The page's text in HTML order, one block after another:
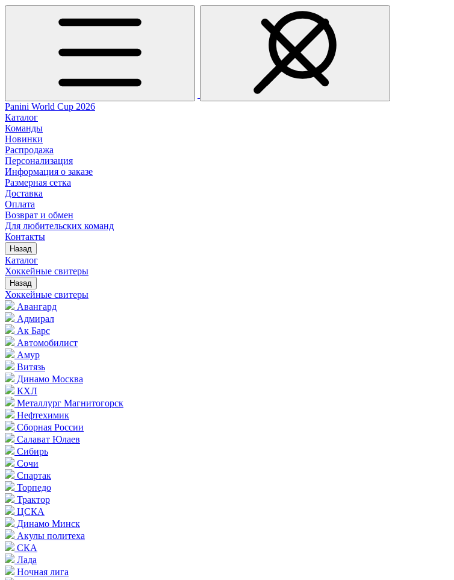
Panini World Cup 2026
Каталог
Команды
Новинки
Распродажа
Персонализация
Информация о заказе
Размерная сетка
Доставка
Оплата
Возврат и обмен
Для любительских команд
Контакты
Назад
Каталог
Хоккейные свитеры
Назад
Хоккейные свитеры
Авангард
Адмирал
Ак Барс
Автомобилист
Амур
Витязь
Динамо Москва
КХЛ
Металлург Магнитогорск
Нефтехимик
Сборная России
Салават Юлаев
Сибирь
Сочи
Спартак
Торпедо
Трактор
ЦСКА
Динамо Минск
Акулы политеха
СКА
Лада
Ночная лига